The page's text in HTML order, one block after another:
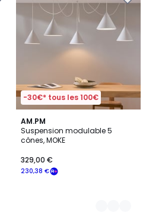
-30€* tous les 100€
AM.PM
Suspension modulable 5
cônes, MOKE
230,38 €
329,00 €
2
Couleurs